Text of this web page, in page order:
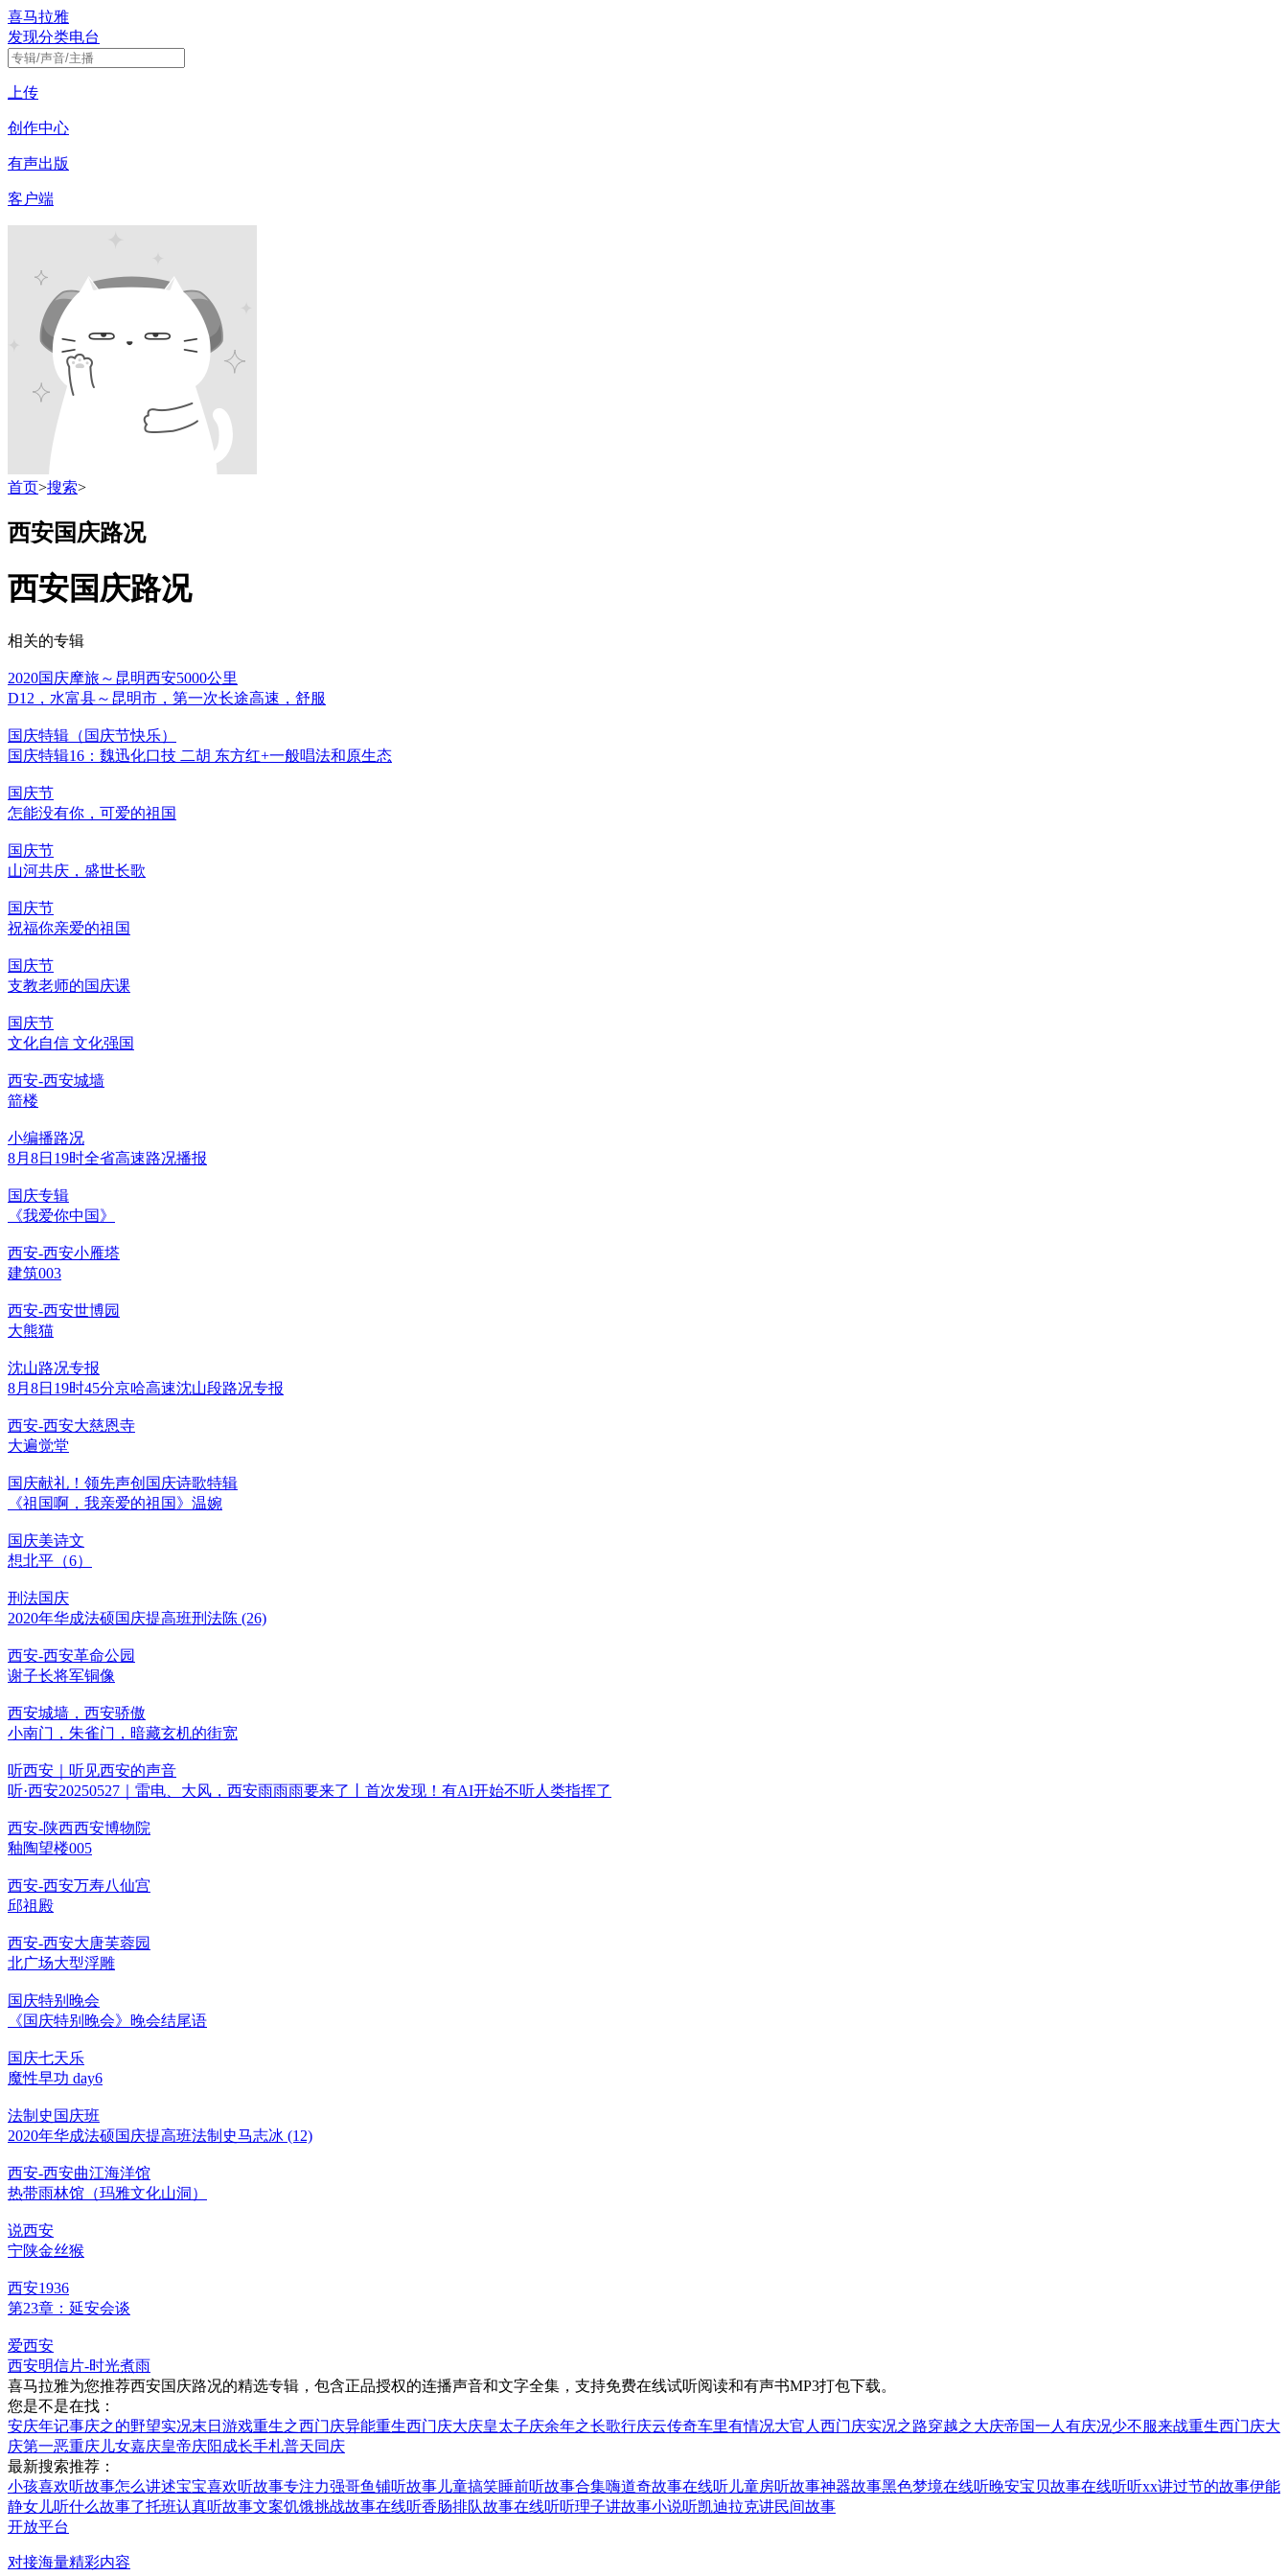
喜马拉雅
发现分类电台
上传
创作中心
有声出版
客户端
首页>搜索>
西安国庆路况
西安国庆路况
相关的专辑
2020国庆摩旅～昆明西安5000公里
D12，水富县～昆明市，第一次长途高速，舒服
国庆特辑（国庆节快乐）
国庆特辑16：魏迅化口技 二胡 东方红+一般唱法和原生态
国庆节
怎能没有你，可爱的祖国
国庆节
山河共庆，盛世长歌
国庆节
祝福你亲爱的祖国
国庆节
支教老师的国庆课
国庆节
文化自信 文化强国
西安-西安城墙
箭楼
小编播路况
8月8日19时全省高速路况播报
国庆专辑
《我爱你中国》
西安-西安小雁塔
建筑003
西安-西安世博园
大熊猫
沈山路况专报
8月8日19时45分京哈高速沈山段路况专报
西安-西安大慈恩寺
大遍觉堂
国庆献礼！领先声创国庆诗歌特辑
《祖国啊，我亲爱的祖国》温婉
国庆美诗文
想北平（6）
刑法国庆
2020年华成法硕国庆提高班刑法陈 (26)
西安-西安革命公园
谢子长将军铜像
西安城墙，西安骄傲
小南门，朱雀门，暗藏玄机的街宽
听西安｜听见西安的声音
听·西安20250527｜雷电、大风，西安雨雨雨要来了丨首次发现！有AI开始不听人类指挥了
西安-陕西西安博物院
釉陶望楼005
西安-西安万寿八仙宫
邱祖殿
西安-西安大唐芙蓉园
北广场大型浮雕
国庆特别晚会
《国庆特别晚会》晚会结尾语
国庆七天乐
魔性早功 day6
法制史国庆班
2020年华成法硕国庆提高班法制史马志冰 (12)
西安-西安曲江海洋馆
热带雨林馆（玛雅文化山洞）
说西安
宁陕金丝猴
西安1936
第23章：延安会谈
爱西安
西安明信片-时光煮雨
喜马拉雅为您推荐西安国庆路况的精选专辑，包含正品授权的连播声音和文字全集，支持免费在线试听阅读和有声书MP3打包下载。
您是不是在找：
安庆年记事庆之的野望实况末日游戏重生之西门庆异能重生西门庆大庆皇太子庆余年之长歌行庆云传奇车里有情况大官人西门庆实况之路穿越之大庆帝国一人有庆况少不服来战重生西门庆大
庆第一恶重庆儿女嘉庆皇帝庆阳成长手札普天同庆
最新搜索推荐：
小孩喜欢听故事怎么讲述宝宝喜欢听故事专注力强哥鱼铺听故事 儿童搞笑睡前听故事合集嗨道奇故事在线听 儿童房听故事神器故事黑色梦境在线听晚安宝贝故事在线听听xx讲过节的故事伊能
静女儿听什么故事了托班认真听故事文案饥饿挑战故事在线听香肠排队故事在线听听理子讲故事小说听凯迪拉克讲民间故事
开放平台
对接海量精彩内容